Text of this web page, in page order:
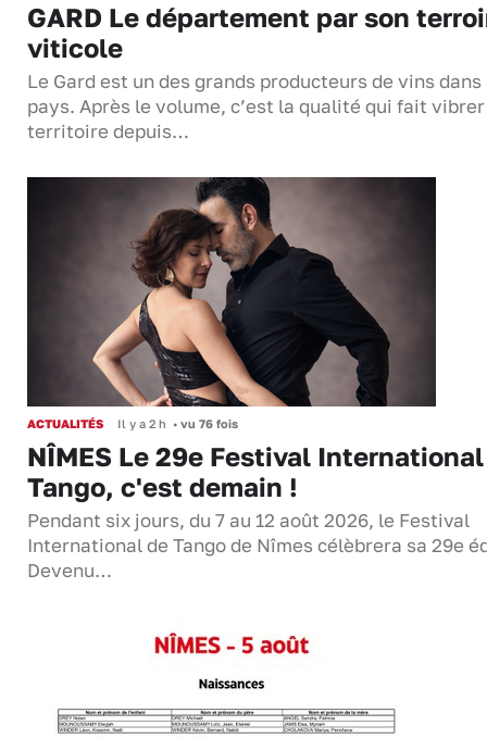
GARD Le département par son
viticole
Le Gard est un des grands producteurs de vins dans
pays. Après le volume, c’est la qualité qui fait
territoire depuis…
ACTUALITÉS Il y a 2 h • vu 76 fois
NÎMES Le 29e Festival
Tango, c'est demain !
Pendant six jours, du 7 au 12 août 2026, le Festival
International de Tango de Nîmes célèbrera sa 29e
Devenu…